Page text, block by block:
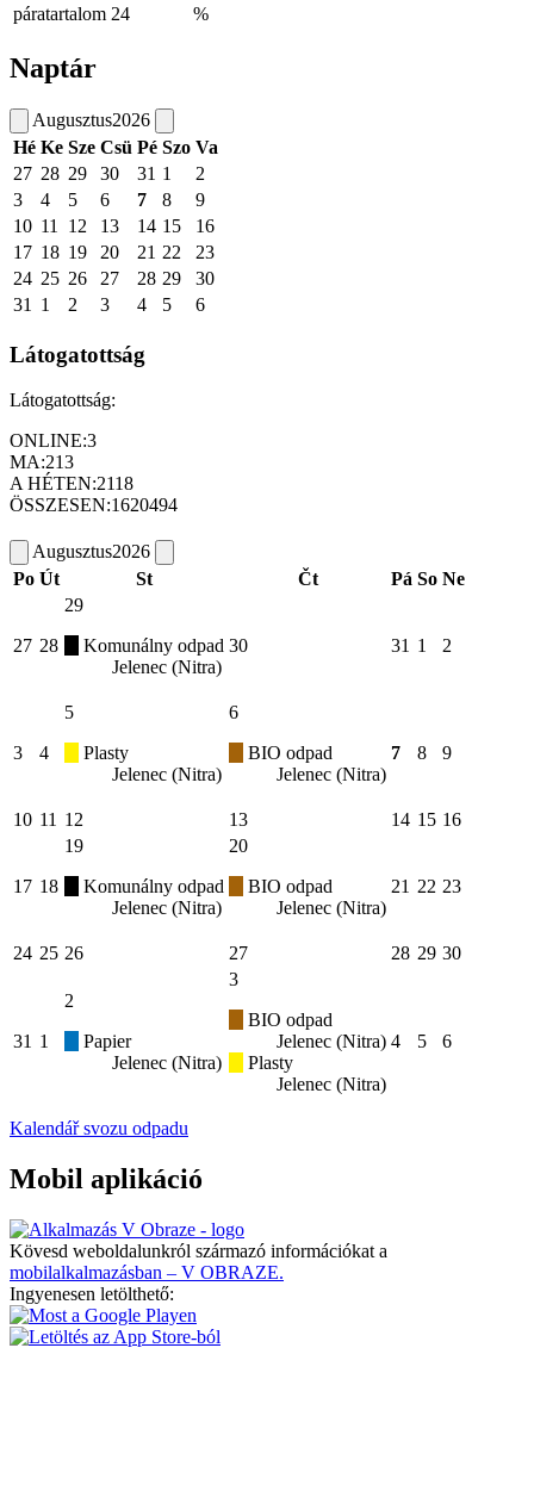
páratartalom 24 %
Naptár
Augusztus2026
Hé Ke Sze Csü Pé Szo Va
27 28 29 30 31 1
2
3
4 5 6 7 8
9
10 11 12 13 14 15
16
17 18 19 20 21 22
23
24 25 26 27 28 29
30
31
1 2 3 4 5 6
Látogatottság
Látogatottság:
ONLINE:3
MA:213
A HÉTEN:2118
ÖSSZESEN:1620494
Augusztus2026
Po Út St Čt Pá So Ne
27 28
29
Komunálny odpad
Jelenec (Nitra)
30 31 1 2
3 4
5
Plasty
Jelenec (Nitra)
6
BIO odpad
Jelenec (Nitra)
7 8 9
10 11 12 13 14 15 16
17 18
19
Komunálny odpad
Jelenec (Nitra)
20
BIO odpad
Jelenec (Nitra)
21 22 23
24 25 26 27 28 29 30
31 1
2
Papier
Jelenec (Nitra)
3
BIO odpad
Jelenec (Nitra)
Plasty
Jelenec (Nitra)
4 5 6
Kalendář svozu odpadu
Mobil aplikáció
Kövesd weboldalunkról származó információkat a
mobilalkalmazásban – V OBRAZE.
Ingyenesen letölthető: